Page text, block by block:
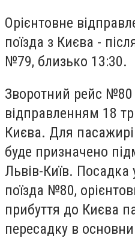
Орієнтовне
поїзда з Києва -
№79, близько 13:30.
Зворотний рейс №80
відправленням 18
Києва. Для
буде призначено
Львів-Київ. Посадка
поїзда №80,
прибуття до Києва
пересадку в